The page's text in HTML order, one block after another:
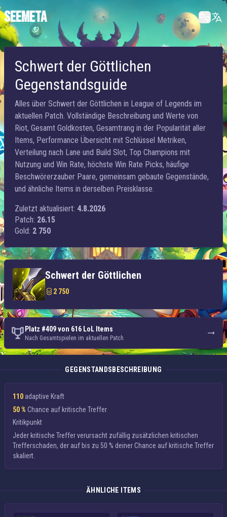
SEEMETA
Schwert der Göttlichen
Gegenstandsguide
Alles über Schwert der Göttlichen in League of Legends im
aktuellen Patch. Vollständige Beschreibung und Werte von
Riot, Gesamt Goldkosten, Gesamtrang in der Popularität aller
Items, Performance Übersicht mit Schlüssel Metriken,
Verteilung nach Lane und Build Slot, Top Champions mit
Nutzung und Win Rate, höchste Win Rate Picks, häufige
Beschwörerzauber Paare, gemeinsam gebaute Gegenstände,
und ähnliche Items in derselben Preisklasse.
Zuletzt aktualisiert: 4.8.2026
Patch: 26.15
Gold: 2 750
Schwert der Göttlichen
2 750
Platz #409 von 616 LoL Items
Nach Gesamtspielen im aktuellen Patch
GEGENSTANDSBESCHREIBUNG
110 adaptive Kraft
50 % Chance auf kritische Treffer
Kritikpunkt
Jeder kritische Treffer verursacht zufällig zusätzlichen kritischen
Trefferschaden, der auf bis zu 50 % deiner Chance auf kritische Treffer
skaliert.
ÄHNLICHE ITEMS